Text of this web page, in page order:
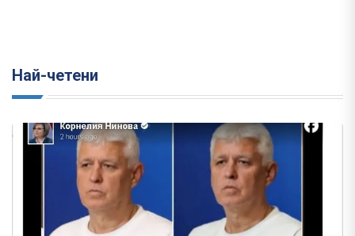
Най-четени